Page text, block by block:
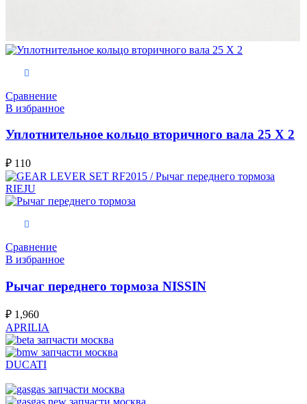
Сравнение
В избранное
Уплотнительное кольцо вторичного вала 25 X 2
₽ 110
Сравнение
В избранное
Рычаг переднего тормоза NISSIN
₽ 1,960
APRILIA
DUCATI